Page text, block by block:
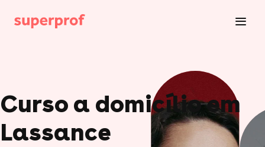
Curso a domicílio em
Lassance